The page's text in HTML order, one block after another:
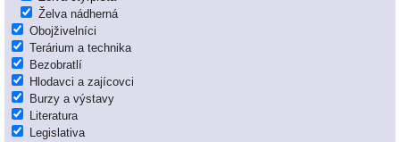
Želva nádherná
Obojživelníci
Terárium a technika
Bezobratlí
Hlodavci a zajícovci
Burzy a výstavy
Literatura
Legislativa